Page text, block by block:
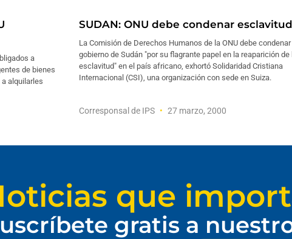
a
de bienes
alquilarles
SUDAN: ONU debe condenar esclavitud
La Comisión de Derechos Humanos de la ONU debe condenar
gobierno de Sudán "por su flagrante papel en la reaparición de
esclavitud" en el país africano, exhortó Solidaridad Cristiana
Internacional (CSI), una organización con sede en Suiza.
Corresponsal de IPS 27 marzo, 2000
que
gratis a